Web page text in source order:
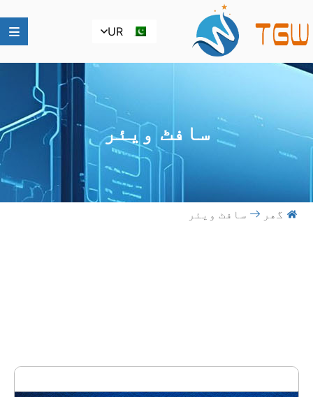
UR
سافٹ ویئر
گھر سافٹ ویئر
ویئر تیار کیے ہیں، جیسے: لائسنس پلیٹ ریکگنیشن
سافٹ ویئر، ٹکٹ پارکنگ سوفٹ ویئر، RFID کارڈ